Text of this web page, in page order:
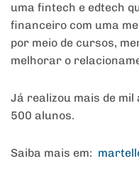
uma fintech e edtech
financeiro com uma
por meio de cursos,
melhorar o
Já realizou mais de mil
500 alunos.
Saiba mais em: